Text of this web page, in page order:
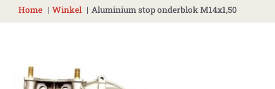
Home Winkel Aluminium stop onderblok M14x1,50
onderblok
M14x1,50